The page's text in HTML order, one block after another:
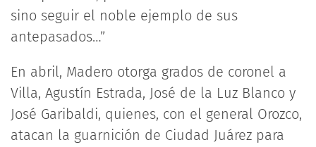
sino seguir el noble ejemplo de sus
antepasados…”
En abril, Madero otorga grados de coronel a
Villa, Agustín Estrada, José de la Luz Blanco y
José Garibaldi, quienes, con el general Orozco,
atacan la guarnición de Ciudad Juárez para